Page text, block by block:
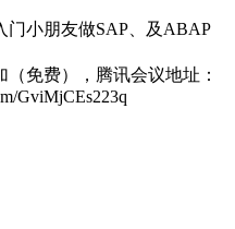
门小朋友做SAP、及ABAP
免费），腾讯会议地址：
GviMjCEs223q